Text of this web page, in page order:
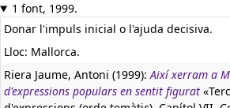
1 font, 1999.
Donar l'impuls inicial o l'ajuda decisiva.
Lloc: Mallorca.
Riera Jaume, Antoni (1999):Així xerram a
d'expressions populars en sentit figurat